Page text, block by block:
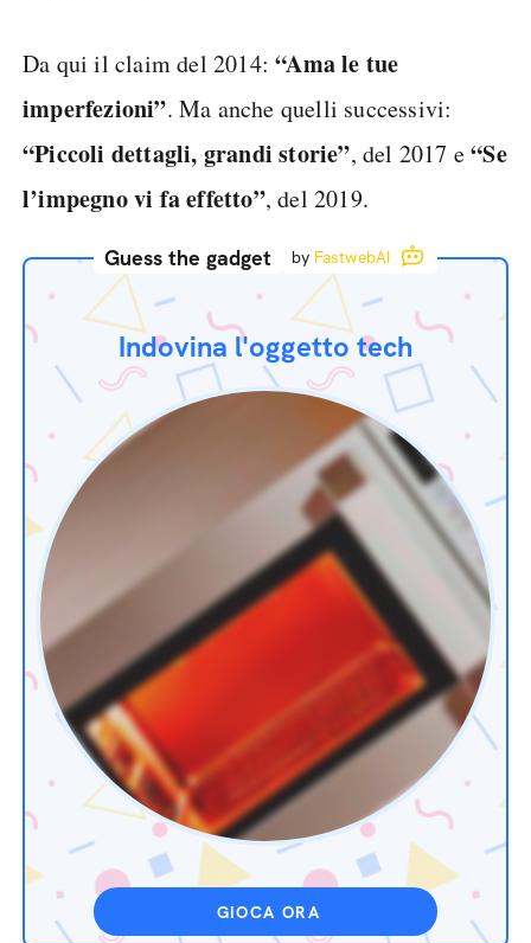
Da qui il claim del 2014:“Ama le tue
imperfezioni”. Ma anche quelli successivi:
“Piccoli dettagli, grandi storie”, del 2017 e“Se
l’impegno vi fa effetto”, del 2019.
Guess the gadget by FastwebAI
Indovina l'oggetto tech
GIOCA ORA